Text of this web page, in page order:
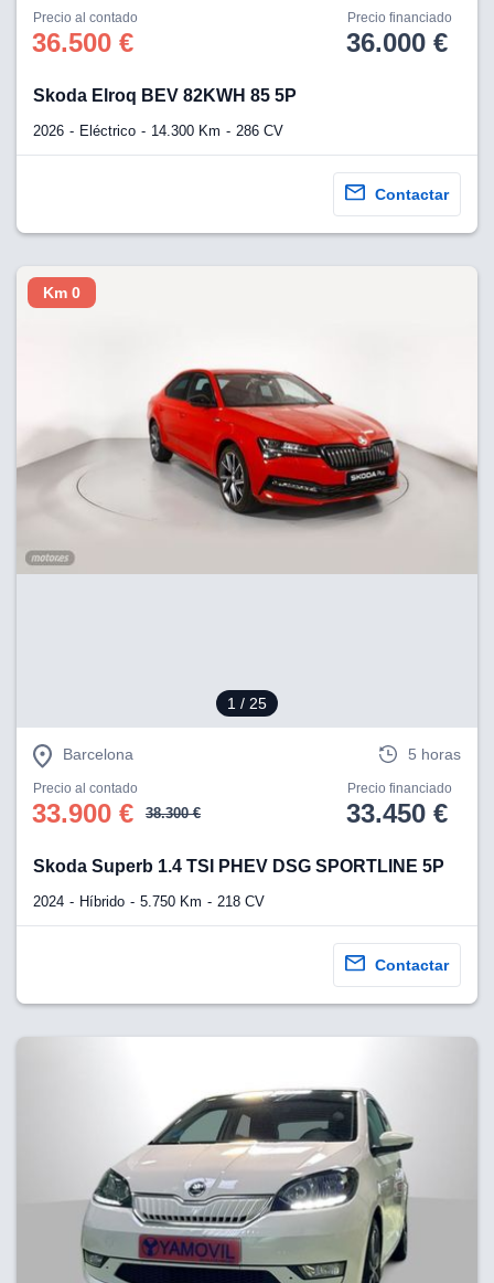
perfiles
utilizar
para
medir el
el
contenido,
de los
objetivo
e
socios
Precio al contado
36.500 €
Precio financiado
36.000 €
Skoda Elroq BEV 82KWH 85 5P
2026 Eléctrico 14.300 Km 286 CV
Contactar
1 / 25
Km 0
Barcelona 5 horas
Precio al contado
33.900 € 38.300 €
Precio financiado
33.450 €
Skoda Superb 1.4 TSI PHEV DSG SPORTLINE 5P
2024 Híbrido 5.750 Km 218 CV
Contactar